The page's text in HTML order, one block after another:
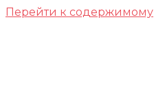
Перейти к содержимому